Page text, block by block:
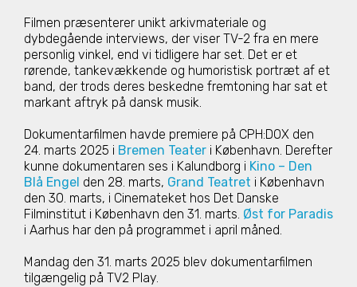
Filmen præsenterer unikt arkivmateriale og
dybdegående interviews, der viser TV-2 fra en mere
personlig vinkel, end vi tidligere har set. Det er et
rørende, tankevækkende og humoristisk portræt af et
band, der trods deres beskedne fremtoning har sat et
markant aftryk på dansk musik.
Dokumentarfilmen havde premiere på CPH:DOX den
24. marts 2025 i Bremen Teater i København. Derefter
kunne dokumentaren ses i Kalundborg i Kino – Den
Blå Engel den 28. marts, Grand Teatret i København
den 30. marts, i Cinemateket hos Det Danske
Filminstitut i København den 31. marts. Øst for Paradis
i Aarhus har den på programmet i april måned.
Mandag den 31. marts 2025 blev dokumentarfilmen
tilgængelig på TV2 Play.